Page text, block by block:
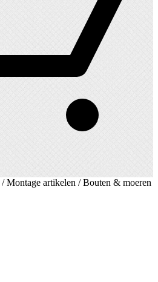
/Montage artikelen / Bouten & moeren